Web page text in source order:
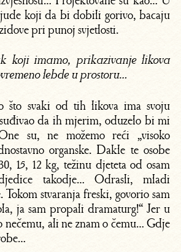
koji da bi dobili gorivo, bacaju
pri punoj svjetlosti.
koji imamo, prikazivanje likova
lebde u prostoru…
što svaki od tih likova ima svoju
da ih mjerim, oduzelo bi mi
su, ne možemo reći „visoko
organske. Dakle te osobe
15, 12 kg, težinu djeteta od osam
takodje… Odrasli, mladi
stvaranja freski, govorio sam
ja sam propali dramaturg!“ Jer u
nečemu, ali ne znam o čemu… Gdje